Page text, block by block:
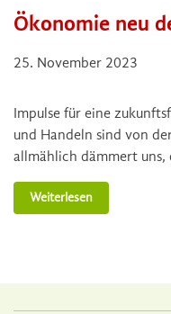
Ökonomie neu
25. November 2023
Impulse für eine
und Handeln sind von
allmählich dämmert uns,
Weiterlesen